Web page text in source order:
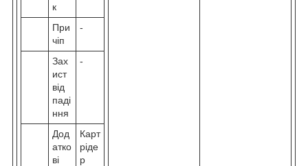
к
При
чіп
-
Зах
ист
від
паді
ння
-
Дод
атко
ві
Карт
ріде
р